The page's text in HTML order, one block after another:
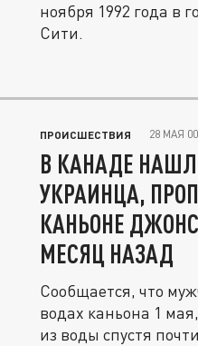
ноября 1992 года в
Сити.
ПРОИСШЕСТВИЯ 28 МАЯ
В КАНАДЕ
УКРАИНЦА,
КАНЬОНЕ
МЕСЯЦ НАЗАД
Сообщается, что
водах каньона 1
из воды спустя